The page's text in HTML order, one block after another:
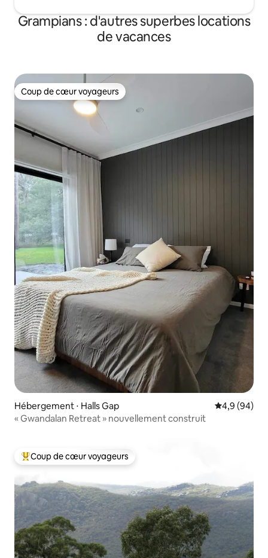
Grampians : d'autres superbes locations
de vacances
Coup de cœur voyageurs
Coup de cœur voyageurs
Hébergement ⋅ Halls Gap Évaluation
4,9 (94)
« Gwandalan Retreat » nouvellement construit
Coups de cœur voyageurs les plus appréciés
Coup de cœur voyageurs